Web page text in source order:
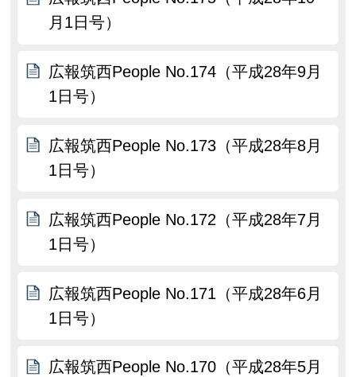
月1日号）
広報筑西People No.174（平成28年9月
1日号）
広報筑西People No.173（平成28年8月
1日号）
広報筑西People No.172（平成28年7月
1日号）
広報筑西People No.171（平成28年6月
1日号）
広報筑西People No.170（平成28年5月